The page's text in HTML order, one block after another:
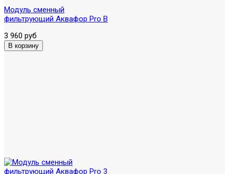
Модуль сменный
фильтрующий Аквафор Pro B
3 960 руб